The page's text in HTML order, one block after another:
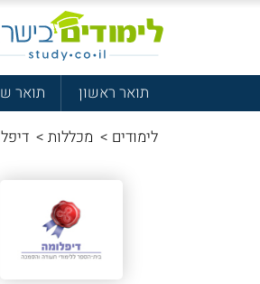
תואר ראשון תואר
לימודים > מכללות >